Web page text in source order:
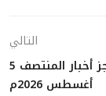
التالي
موجز أخبار المنتصف 5
أغسطس 2026م